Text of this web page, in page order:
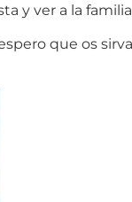
y ver a la
que os